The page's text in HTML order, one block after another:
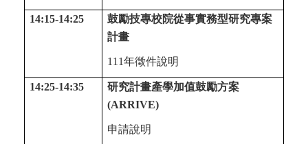
14:15-14:25
鼓勵技專校院從事實務型研究專案
計畫
111年徵件說明
14:25-14:35
研究計畫產學加值鼓勵方案
(ARRIVE)
申請說明